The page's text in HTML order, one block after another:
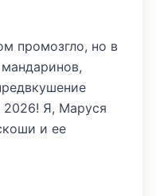
промозгло, но в
2026! Я, Маруся
и ее